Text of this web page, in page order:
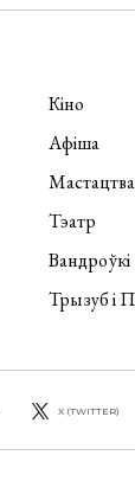
Кіно
Афіша
Мастацтва
Тэатр
Вандроўкі
Трызуб і
X (TWITTER)